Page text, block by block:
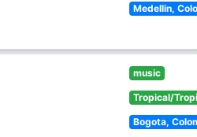
Medellin,
music
Tropical/
Bogota,